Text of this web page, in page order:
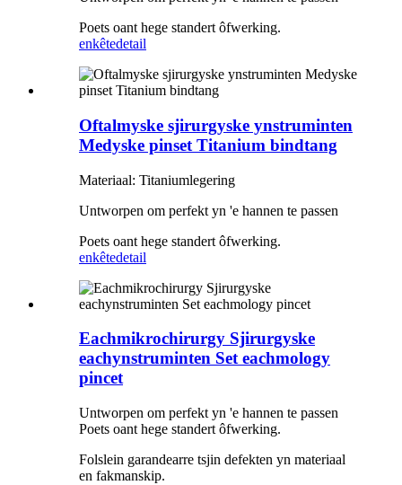
Poets oant hege standert ôfwerking.
enkêtedetail
Oftalmyske sjirurgyske ynstruminten
Medyske pinset Titanium bindtang
Materiaal: Titaniumlegering
Untworpen om perfekt yn 'e hannen te passen
Poets oant hege standert ôfwerking.
enkêtedetail
Eachmikrochirurgy Sjirurgyske
eachynstruminten Set eachmology
pincet
Untworpen om perfekt yn 'e hannen te passen
Poets oant hege standert ôfwerking.
Folslein garandearre tsjin defekten yn materiaal
en fakmanskip.